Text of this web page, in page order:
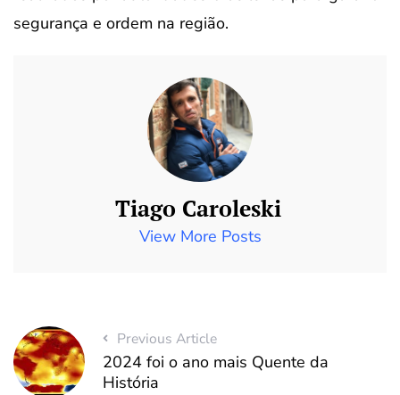
segurança e ordem na região.
Tiago Caroleski
View More Posts
Previous Article
2024 foi o ano mais Quente da
História